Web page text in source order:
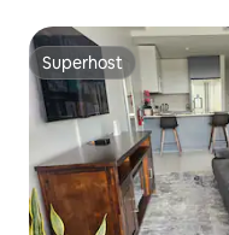
Superhost
Superhost